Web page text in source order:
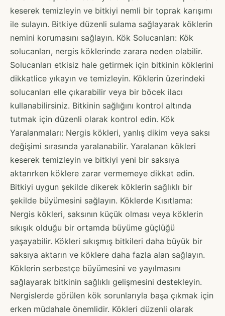
keserek temizleyin ve bitkiyi nemli bir toprak karışımı
ile sulayın. Bitkiye düzenli sulama sağlayarak köklerin
nemini korumasını sağlayın. Kök Solucanları: Kök
solucanları, nergis köklerinde zarara neden olabilir.
Solucanları etkisiz hale getirmek için bitkinin köklerini
dikkatlice yıkayın ve temizleyin. Köklerin üzerindeki
solucanları elle çıkarabilir veya bir böcek ilacı
kullanabilirsiniz. Bitkinin sağlığını kontrol altında
tutmak için düzenli olarak kontrol edin. Kök
Yaralanmaları: Nergis kökleri, yanlış dikim veya saksı
değişimi sırasında yaralanabilir. Yaralanan kökleri
keserek temizleyin ve bitkiyi yeni bir saksıya
aktarırken köklere zarar vermemeye dikkat edin.
Bitkiyi uygun şekilde dikerek köklerin sağlıklı bir
şekilde büyümesini sağlayın. Köklerde Kısıtlama:
Nergis kökleri, saksının küçük olması veya köklerin
sıkışık olduğu bir ortamda büyüme güçlüğü
yaşayabilir. Kökleri sıkışmış bitkileri daha büyük bir
saksıya aktarın ve köklere daha fazla alan sağlayın.
Köklerin serbestçe büyümesini ve yayılmasını
sağlayarak bitkinin sağlıklı gelişmesini destekleyin.
Nergislerde görülen kök sorunlarıyla başa çıkmak için
erken müdahale önemlidir. Kökleri düzenli olarak